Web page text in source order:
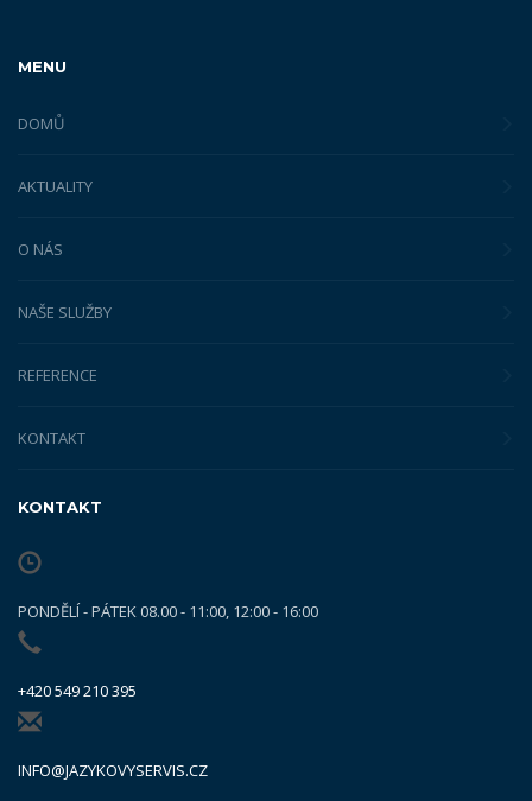
MENU
DOMŮ
AKTUALITY
O NÁS
NAŠE SLUŽBY
REFERENCE
KONTAKT
KONTAKT
PONDĚLÍ - PÁTEK 08.00 - 11:00, 12:00 - 16:00
+420 549 210 395
INFO@JAZYKOVYSERVIS.CZ